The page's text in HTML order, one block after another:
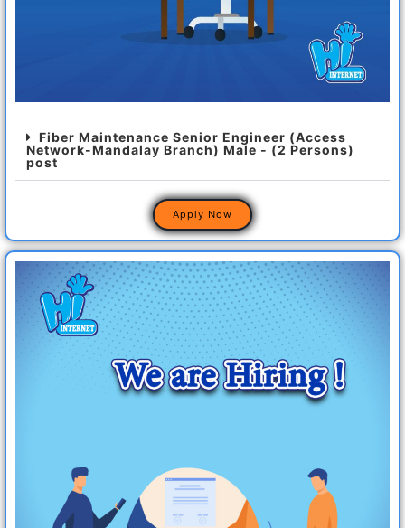
Fiber Maintenance Senior Engineer (Access
Network-Mandalay Branch) Male - (2 Persons)
post
Apply Now